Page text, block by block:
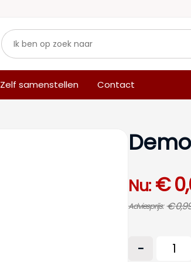
Zelf samenstellen Contact
Nu:€
Adviesprijs: €
-